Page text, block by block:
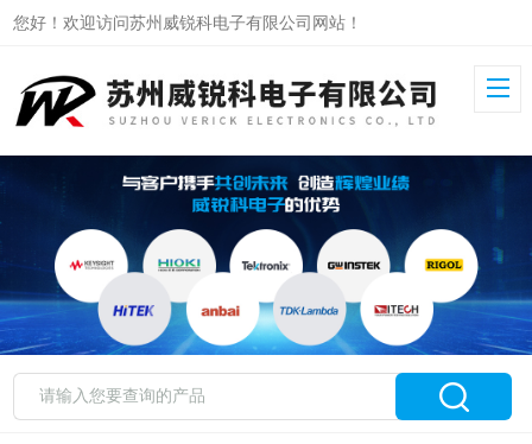
您好！欢迎访问苏州威锐科电子有限公司网站！